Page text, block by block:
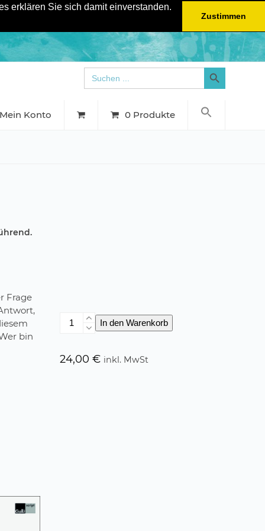
erklären Sie sich damit einverstanden.
Zustimmen
Search
for:
Search Button
Mein Konto 0 Produkte
Frage
bin
Belladonna
Menge
In den Warenkorb
24,00 € inkl. MwSt